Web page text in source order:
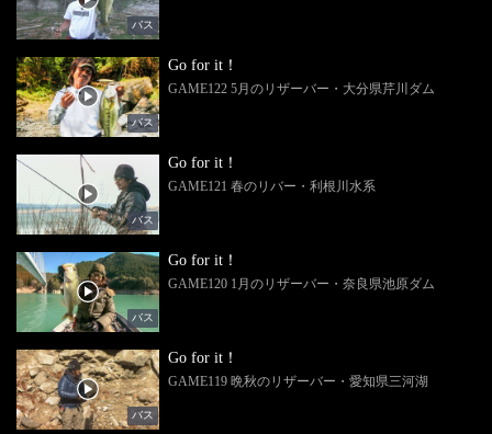
バス
バス
Go for it！
GAME122 5月のリザーバー・大分県芹川ダム
バス
Go for it！
GAME121 春のリバー・利根川水系
バス
Go for it！
GAME120 1月のリザーバー・奈良県池原ダム
バス
Go for it！
GAME119 晩秋のリザーバー・愛知県三河湖